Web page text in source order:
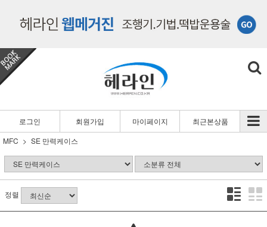
로그인 회원가입 마이페이지
최근본상품
MFC
SE 만력케이스
정렬